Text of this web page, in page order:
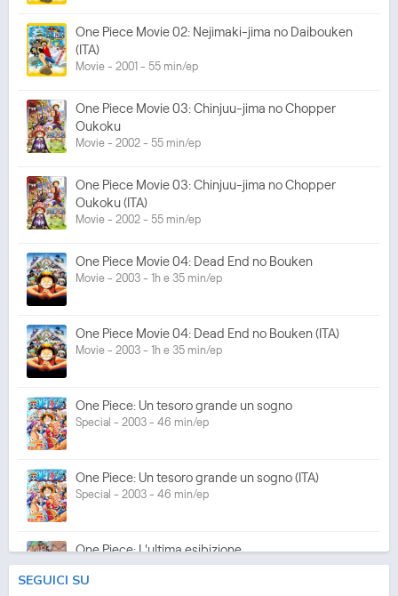
One Piece Movie 02: Nejimaki-jima no Daibouken
(ITA)
Movie - 2001 - 55 min/ep
One Piece Movie 03: Chinjuu-jima no Chopper
Oukoku
Movie - 2002 - 55 min/ep
One Piece Movie 03: Chinjuu-jima no Chopper
Oukoku (ITA)
Movie - 2002 - 55 min/ep
One Piece Movie 04: Dead End no Bouken
Movie - 2003 - 1h e 35 min/ep
One Piece Movie 04: Dead End no Bouken (ITA)
Movie - 2003 - 1h e 35 min/ep
One Piece: Un tesoro grande un sogno
Special - 2003 - 46 min/ep
One Piece: Un tesoro grande un sogno (ITA)
Special - 2003 - 46 min/ep
One Piece: L'ultima esibizione
Special - 2003 - 45 min/ep
SEGUICI SU